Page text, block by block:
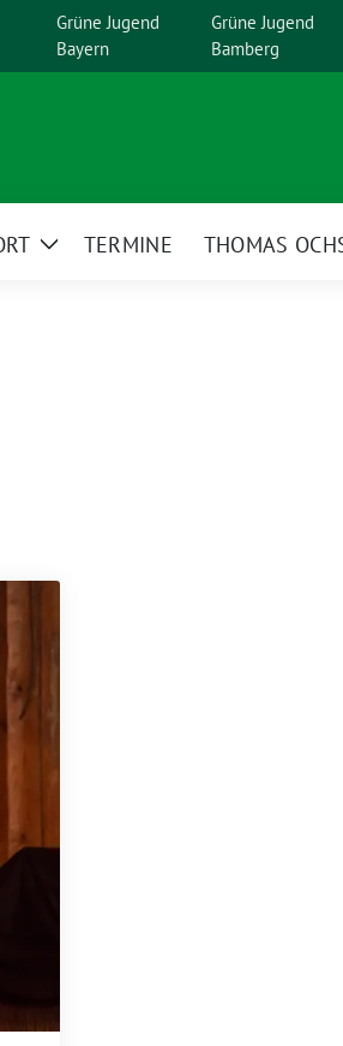
Grüne Jugend
Bayern
Grüne Jugend
Bamberg
ZeigeTERMINE THOMAS